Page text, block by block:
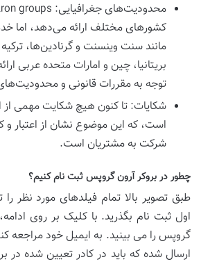
کشورهای مختلف ارائه می‌دهد، اما
مانند سنت وینسنت و گرنادین‌ها،
بریتانیا، چین و امارات متحده عربی
توجه به مقررات قانونی و
شکایات: تا کنون هیچ شکایت مهمی از
است، که این موضوع نشان از اعتبار
شرکت به مشتریان است.
چطور در بروکر آرون گروپس ثبت نام کنیم؟
طبق تصویر بالا تمام فیلدهای مورد نظر
اول ثبت نام بگذرید. با کلیک بر روی
گروپس را می بینید. به ایمیل خود مراجعه
ارسال شده که باید در کادر تعیین شده در